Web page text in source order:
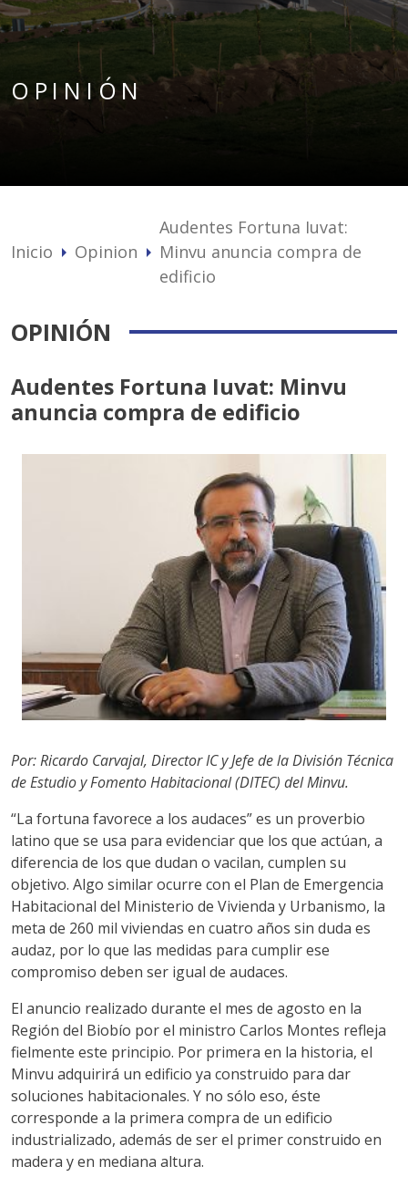
OPINIÓN
Inicio arrow_right Opinion arrow_right
Audentes Fortuna Iuvat:
Minvu anuncia compra de
edificio
OPINIÓN
Audentes Fortuna Iuvat: Minvu
anuncia compra de edificio
Por: Ricardo Carvajal, Director IC y Jefe de la División Técnica
de Estudio y Fomento Habitacional (DITEC) del Minvu.
“La fortuna favorece a los audaces” es un proverbio
latino que se usa para evidenciar que los que actúan, a
diferencia de los que dudan o vacilan, cumplen su
objetivo. Algo similar ocurre con el Plan de Emergencia
Habitacional del Ministerio de Vivienda y Urbanismo, la
meta de 260 mil viviendas en cuatro años sin duda es
audaz, por lo que las medidas para cumplir ese
compromiso deben ser igual de audaces.
El anuncio realizado durante el mes de agosto en la
Región del Biobío por el ministro Carlos Montes refleja
fielmente este principio. Por primera en la historia, el
Minvu adquirirá un edificio ya construido para dar
soluciones habitacionales. Y no sólo eso, éste
corresponde a la primera compra de un edificio
industrializado, además de ser el primer construido en
madera y en mediana altura.